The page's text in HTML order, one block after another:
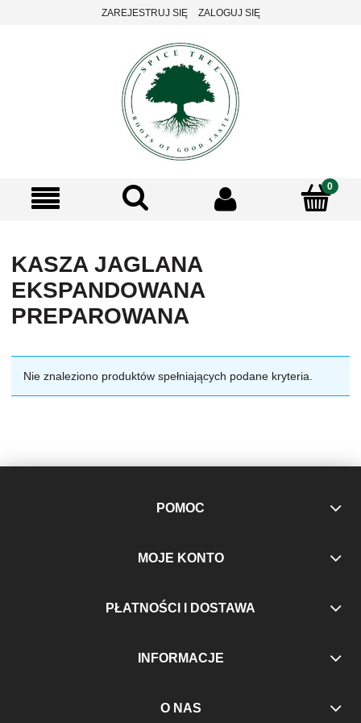
ZAREJESTRUJ SIĘ ZALOGUJ SIĘ
KASZA JAGLANA
EKSPANDOWANA
PREPAROWANA
Nie znaleziono produktów spełniających podane kryteria.
POMOC
MOJE KONTO
PŁATNOŚCI I DOSTAWA
INFORMACJE
O NAS